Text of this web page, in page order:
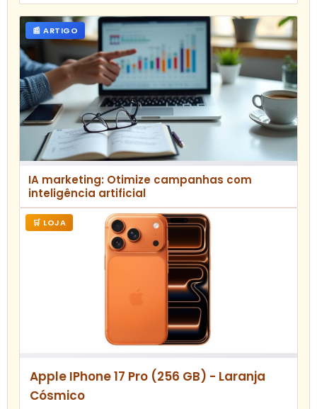
📰 ARTIGO
IA marketing: Otimize campanhas com
inteligência artificial
🛒 LOJA
Apple IPhone 17 Pro (256 GB) - Laranja
Cósmico